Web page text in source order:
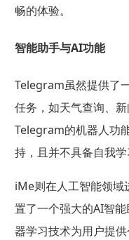
畅的体验。
智能助手与AI功能
Telegram虽然提供了
任务，如天气查询、新
Telegram的机器人功
持，且并不具备自我学
iMe则在人工智能领
置了一个强大的AI智
器学习技术为用户提